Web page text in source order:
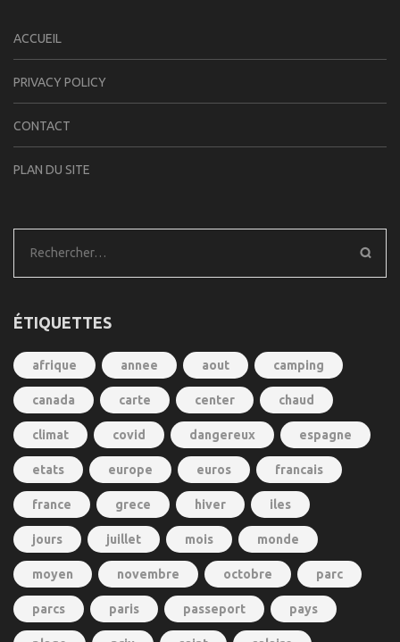
ACCUEIL
PRIVACY POLICY
CONTACT
PLAN DU SITE
Rechercher :
ÉTIQUETTES
afrique annee aout camping
canada carte center chaud
climat covid dangereux espagne
etats europe euros francais
france grece hiver iles
jours juillet mois monde
moyen novembre octobre parc
parcs paris passeport pays